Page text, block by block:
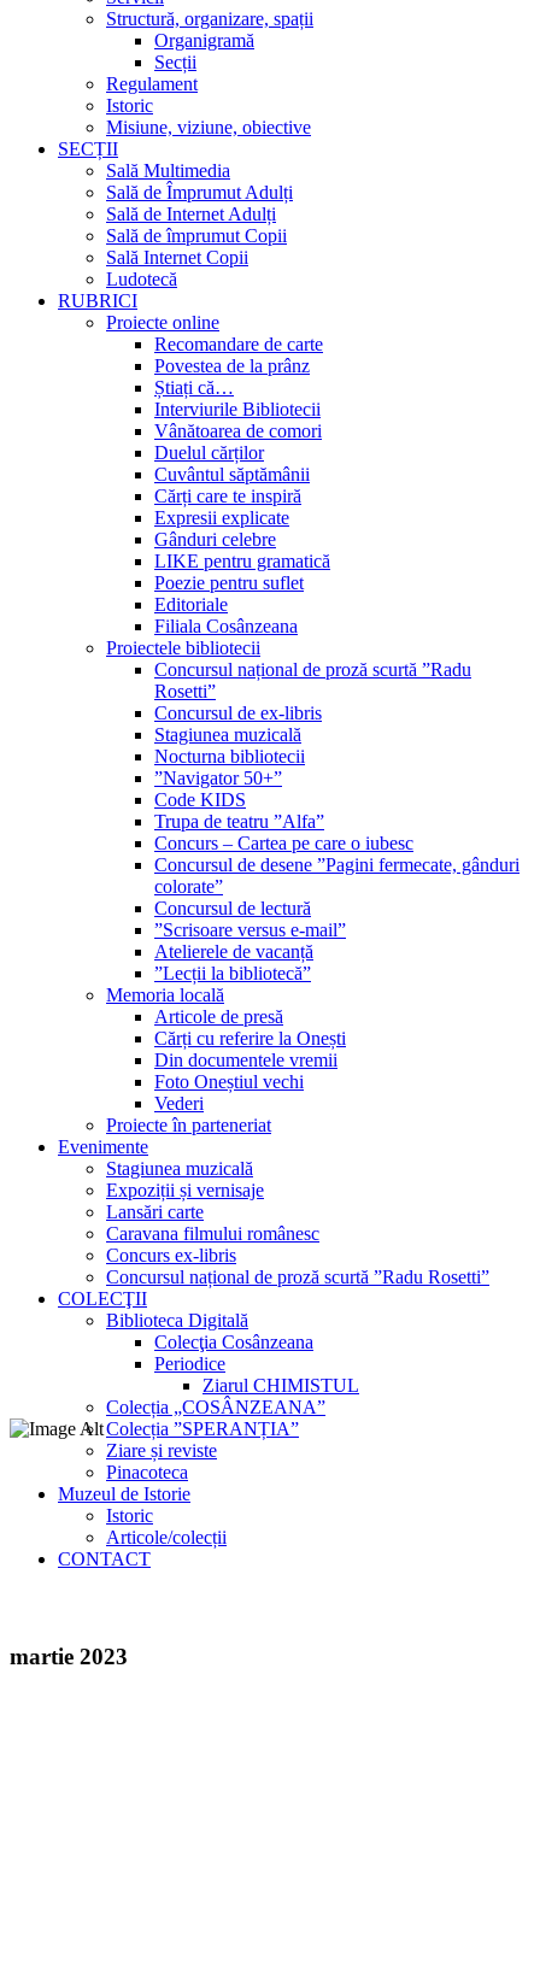
Structură, organizare, spații
Organigramă
Secții
Regulament
Istoric
Misiune, viziune, obiective
SECȚII
Sală Multimedia
Sală de Împrumut Adulți
Sală de Internet Adulți
Sală de împrumut Copii
Sală Internet Copii
Ludotecă
RUBRICI
Proiecte online
Recomandare de carte
Povestea de la prânz
Știați că…
Interviurile Bibliotecii
Vânătoarea de comori
Duelul cărților
Cuvântul săptămânii
Cărți care te inspiră
Expresii explicate
Gânduri celebre
LIKE pentru gramatică
Poezie pentru suflet
Editoriale
Filiala Cosânzeana
Proiectele bibliotecii
Concursul național de proză scurtă ”Radu
Rosetti”
Concursul de ex-libris
Stagiunea muzicală
Nocturna bibliotecii
”Navigator 50+”
Code KIDS
Trupa de teatru ”Alfa”
Concurs – Cartea pe care o iubesc
Concursul de desene ”Pagini fermecate, gânduri
colorate”
Concursul de lectură
”Scrisoare versus e-mail”
Atelierele de vacanță
”Lecții la bibliotecă”
Memoria locală
Articole de presă
Cărți cu referire la Onești
Din documentele vremii
Foto Oneștiul vechi
Vederi
Proiecte în parteneriat
Evenimente
Stagiunea muzicală
Expoziții și vernisaje
Lansări carte
Caravana filmului românesc
Concurs ex-libris
Concursul național de proză scurtă ”Radu Rosetti”
COLECŢII
Biblioteca Digitală
Colecţia Cosânzeana
Periodice
Ziarul CHIMISTUL
Colecția „COSÂNZEANA”
Colecția ”SPERANȚIA”
Ziare și reviste
Pinacoteca
Muzeul de Istorie
Istoric
Articole/colecții
CONTACT
martie 2023